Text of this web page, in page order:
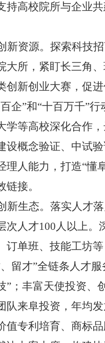
持高校院所与企业
新资源。 探索科技
大所，紧盯长三角
创新创业大赛，促
企”和“十百万千”行
学等高校深化合作
设概念验证、中试
理人能力，打造“懂
接。
新生态。 落实人才
次人才100人以上。
订单班、技能工坊
留才”全链条人才
” ；丰富天使投资、
队来阜投资，年均
值专利培育、商标